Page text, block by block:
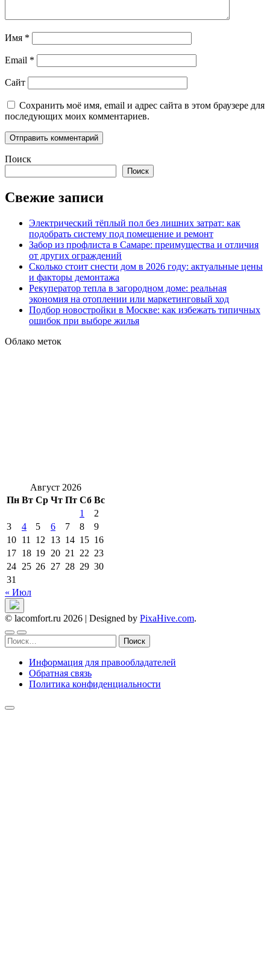
Имя *
Email *
Сайт
Сохранить моё имя, email и адрес сайта в этом браузере для
последующих моих комментариев.
Поиск
Поиск
Свежие записи
Электрический тёплый пол без лишних затрат: как
подобрать систему под помещение и ремонт
Забор из профлиста в Самаре: преимущества и отличия
от других ограждений
Сколько стоит снести дом в 2026 году: актуальные цены
и факторы демонтажа
Рекуператор тепла в загородном доме: реальная
экономия на отоплении или маркетинговый ход
Подбор новостройки в Москве: как избежать типичных
ошибок при выборе жилья
Облако меток
Август 2026
Пн Вт Ср Чт Пт Сб Вс
1
2
3
4 5 6 7 8
9
10 11 12 13 14 15 16
17 18 19 20 21 22 23
24 25 26 27 28 29 30
31
« Июл
© lacomfort.ru 2026 | Designed by PixaHive.com.
Найти:
Информация для правообладателей
Обратная связь
Политика конфиденциальности